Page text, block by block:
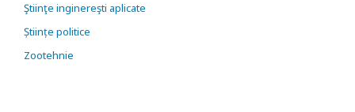
Ştiinţe inginereşti aplicate
Științe politice
Zootehnie